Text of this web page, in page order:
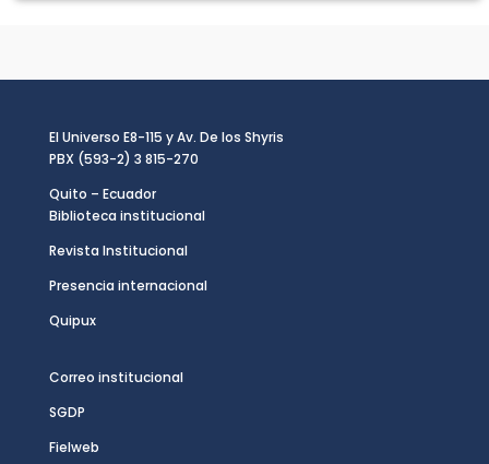
El Universo E8-115 y Av. De los Shyris
PBX (593-2) 3 815-270
Quito – Ecuador
Biblioteca institucional
Revista Institucional
Presencia internacional
Quipux
Correo institucional
SGDP
Fielweb